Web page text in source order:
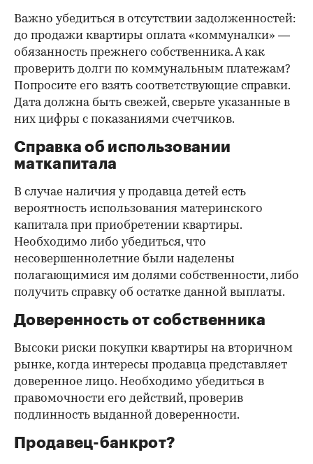
Важно убедиться в отсутствии задолженностей:
до продажи квартиры оплата «коммуналки» —
обязанность прежнего собственника. А как
проверить долги по коммунальным платежам?
Попросите его взять соответствующие справки.
Дата должна быть свежей, сверьте указанные в
них цифры с показаниями счетчиков.
Справка об использовании
маткапитала
В случае наличия у продавца детей есть
вероятность использования материнского
капитала при приобретении квартиры.
Необходимо либо убедиться, что
несовершеннолетние были наделены
полагающимися им долями собственности, либо
получить справку об остатке данной выплаты.
Доверенность от собственника
Высоки риски покупки квартиры на вторичном
рынке, когда интересы продавца представляет
доверенное лицо. Необходимо убедиться в
правомочности его действий, проверив
подлинность выданной доверенности.
Продавец-банкрот?